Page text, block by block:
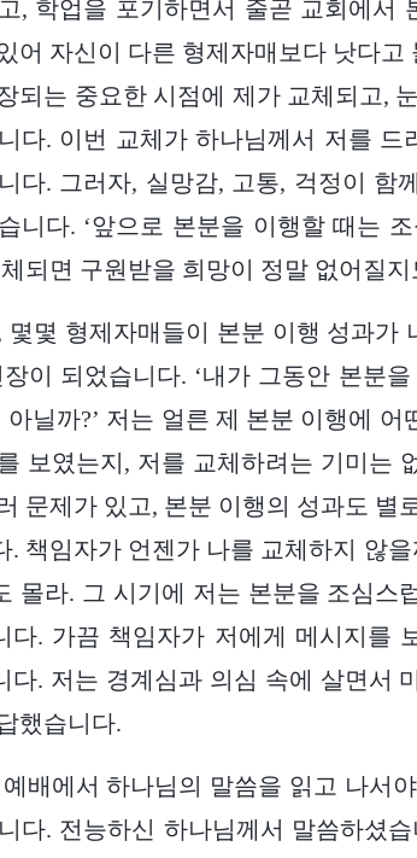
, 학업을 포기하면서 줄곧 교회에서
어 자신이 다른 형제자매보다 낫다
되는 중요한 시점에 제가 교체되고,
다. 이번 교체가 하나님께서 저를
다. 그러자, 실망감, 고통, 걱정이 함
니다. ‘앞으로 본분을 이행할 때는
되면 구원받을 희망이 정말 없어질지
몇몇 형제자매들이 본분 이행 성과가
이 되었습니다. ‘내가 그동안 본분
아닐까?’ 저는 얼른 제 본분 이행에 어
보였는지, 저를 교체하려는 기미는
문제가 있고, 본분 이행의 성과도 별
. 책임자가 언젠가 나를 교체하지 않
몰라. 그 시기에 저는 본분을 조심스
다. 가끔 책임자가 저에게 메시지를
다. 저는 경계심과 의심 속에 살면서
했습니다.
배에서 하나님의 말씀을 읽고 나서
다. 전능하신 하나님께서 말씀하셨습